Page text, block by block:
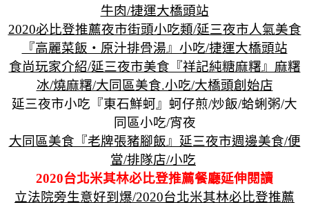
牛肉/捷運大橋頭站
2020必比登推薦夜市街頭小吃類/延三夜市人氣美食
『高麗菜飯‧原汁排骨湯』小吃/捷運大橋頭站
食尚玩家介紹/延三夜市美食『祥記純糖麻糬』麻糬
冰/燒麻糬/大同區美食.小吃/大橋頭創始店
延三夜市小吃『東石鮮蚵』蚵仔煎/炒飯/蛤蜊粥/大
同區小吃/宵夜
大同區美食『老牌張豬腳飯』延三夜市週邊美食/便
當/排隊店/小吃
2020台北米其林必比登推薦餐廳延伸閱讀
立法院旁生意好到爆/2020台北米其林必比登推薦